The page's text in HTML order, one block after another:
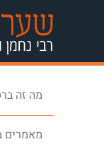
מה זה
מאמרים